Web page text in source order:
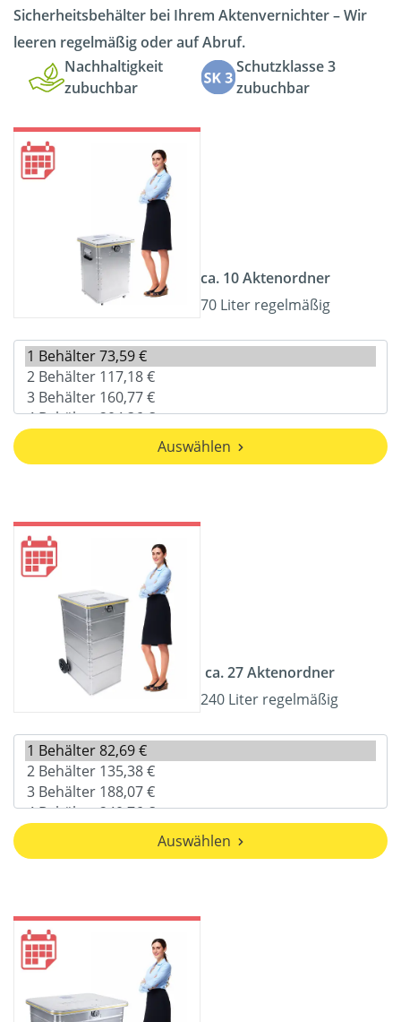
Sicherheitsbehälter bei Ihrem Aktenvernichter – Wir
leeren regelmäßig oder auf Abruf.
Nachhaltigkeit
zubuchbar
Schutzklasse 3
zubuchbar
ca. 10 Aktenordner
70 Liter regelmäßig
Auswählen
ca. 27 Aktenordner
240 Liter regelmäßig
Auswählen